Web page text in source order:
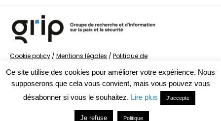
Cookie policy / Mentions légales / Politique de
la Sécurité
Ce site utilise des cookies pour améliorer votre expérience. Nous
supposerons que cela vous convient, mais vous pouvez vous
désabonner si vous le souhaitez. Lire plus J'accepte
Je refuse Politique